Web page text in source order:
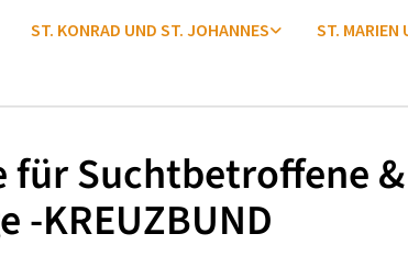
ST. KONRAD UND ST. JOHANNES ST. MARIEN
für Suchtbetroffene &
-KREUZBUND